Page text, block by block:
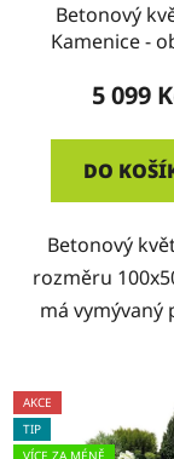
Betonový
Kamenice -
5 099
DO
Betonový
rozměru
má vymývaný
AKCE
TIP
VÍCE ZA MÉNĚ